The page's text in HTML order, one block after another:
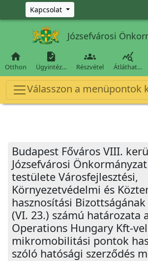
Ugrás a fő tartalomra
Kapcsolat
Józsefvárosi

Otthon

Ügyintéz…

Részvétel

Átláthat…
Válasszon a menüpontok
Budapest Főváros VIII.
Józsefvárosi
testülete Városfejlesztési,
Környezetvédelmi és
hasznosítási
(VI. 23.) számú határozata
Operations Hungary Kft-
mikromobilitási pontok
szóló hatósági szerződés